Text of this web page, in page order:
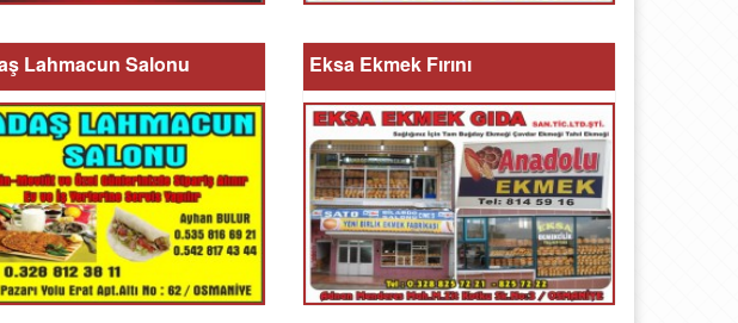
Lahmacun Salonu Eksa Ekmek Fırını